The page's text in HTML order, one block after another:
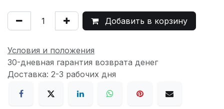
Добавить в корзину
Условия и положения
30-дневная гарантия возврата денег
Доставка: 2-3 рабочих дня